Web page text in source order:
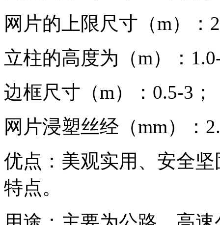
网片的上限尺寸（m）：
立柱的高度为（m）：
边框尺寸（m）：0.5-3；
网片浸塑丝经（mm）：
优点：美观实用、安全
特点。